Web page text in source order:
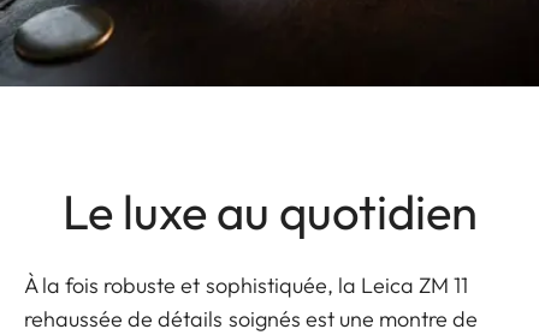
Le luxe au quotidien
À la fois robuste et sophistiquée, la Leica ZM 11
rehaussée de détails soignés est une montre de